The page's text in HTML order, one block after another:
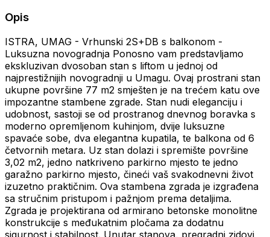
Opis
ISTRA, UMAG - Vrhunski 2S+DB s balkonom -
Luksuzna novogradnja Ponosno vam predstavljamo
ekskluzivan dvosoban stan s liftom u jednoj od
najprestižnijih novogradnji u Umagu. Ovaj prostrani stan
ukupne površine 77 m2 smješten je na trećem katu ove
impozantne stambene zgrade. Stan nudi eleganciju i
udobnost, sastoji se od prostranog dnevnog boravka s
moderno opremljenom kuhinjom, dvije luksuzne
spavaće sobe, dva elegantna kupatila, te balkona od 6
četvornih metara. Uz stan dolazi i spremište površine
3,02 m2, jedno natkriveno parkirno mjesto te jedno
garažno parkirno mjesto, čineći vaš svakodnevni život
izuzetno praktičnim. Ova stambena zgrada je izgrađena
sa stručnim pristupom i pažnjom prema detaljima.
Zgrada je projektirana od armirano betonske monolitne
konstrukcije s međukatnim pločama za dodatnu